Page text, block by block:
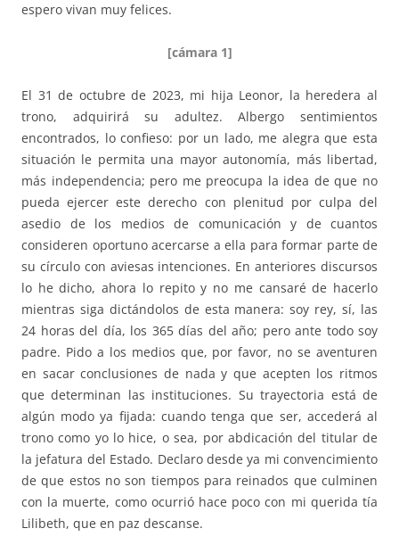
espero vivan muy felices.
[cámara 1]
El 31 de octubre de 2023, mi hija Leonor, la heredera al
trono, adquirirá su adultez. Albergo sentimientos
encontrados, lo confieso: por un lado, me alegra que esta
situación le permita una mayor autonomía, más libertad,
más independencia; pero me preocupa la idea de que no
pueda ejercer este derecho con plenitud por culpa del
asedio de los medios de comunicación y de cuantos
consideren oportuno acercarse a ella para formar parte de
su círculo con aviesas intenciones. En anteriores discursos
lo he dicho, ahora lo repito y no me cansaré de hacerlo
mientras siga dictándolos de esta manera: soy rey, sí, las
24 horas del día, los 365 días del año; pero ante todo soy
padre. Pido a los medios que, por favor, no se aventuren
en sacar conclusiones de nada y que acepten los ritmos
que determinan las instituciones. Su trayectoria está de
algún modo ya fijada: cuando tenga que ser, accederá al
trono como yo lo hice, o sea, por abdicación del titular de
la jefatura del Estado. Declaro desde ya mi convencimiento
de que estos no son tiempos para reinados que culminen
con la muerte, como ocurrió hace poco con mi querida tía
Lilibeth, que en paz descanse.